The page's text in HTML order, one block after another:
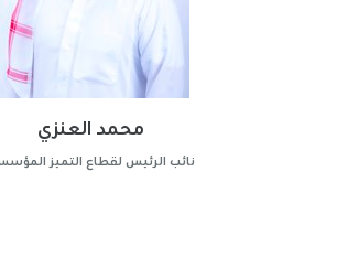
محمد العنزي
نائب الرئيس لقطاع التميز